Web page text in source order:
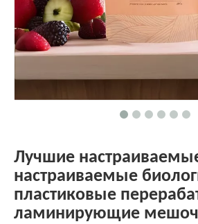
Лучшие
настраиваемые
пластиковые
ламинирующие